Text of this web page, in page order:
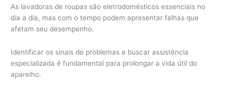
As lavadoras de roupas são eletrodomésticos essenciais no
dia a dia, mas com o tempo podem apresentar falhas que
afetam seu desempenho.
Identificar os sinais de problemas e buscar assistência
especializada é fundamental para prolongar a vida útil do
aparelho.